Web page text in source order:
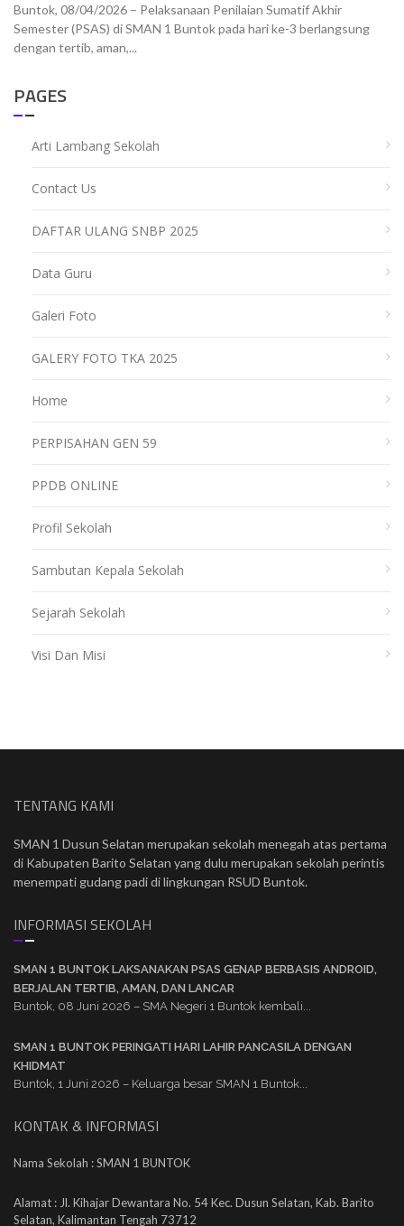
Buntok, 08/04/2026 – Pelaksanaan Penilaian Sumatif Akhir
Semester (PSAS) di SMAN 1 Buntok pada hari ke-3 berlangsung
dengan tertib, aman,...
PAGES
Arti Lambang Sekolah
Contact Us
DAFTAR ULANG SNBP 2025
Data Guru
Galeri Foto
GALERY FOTO TKA 2025
Home
PERPISAHAN GEN 59
PPDB ONLINE
Profil Sekolah
Sambutan Kepala Sekolah
Sejarah Sekolah
Visi Dan Misi
TENTANG KAMI
SMAN 1 Dusun Selatan merupakan sekolah menegah atas pertama
di Kabupaten Barito Selatan yang dulu merupakan sekolah perintis
menempati gudang padi di lingkungan RSUD Buntok.
INFORMASI SEKOLAH
SMAN 1 BUNTOK LAKSANAKAN PSAS GENAP BERBASIS ANDROID,
BERJALAN TERTIB, AMAN, DAN LANCAR
Buntok, 08 Juni 2026 – SMA Negeri 1 Buntok kembali...
SMAN 1 BUNTOK PERINGATI HARI LAHIR PANCASILA DENGAN
KHIDMAT
Buntok, 1 Juni 2026 – Keluarga besar SMAN 1 Buntok...
KONTAK & INFORMASI
Nama Sekolah : SMAN 1 BUNTOK
Alamat : Jl. Kihajar Dewantara No. 54 Kec. Dusun Selatan, Kab. Barito
Selatan, Kalimantan Tengah 73712